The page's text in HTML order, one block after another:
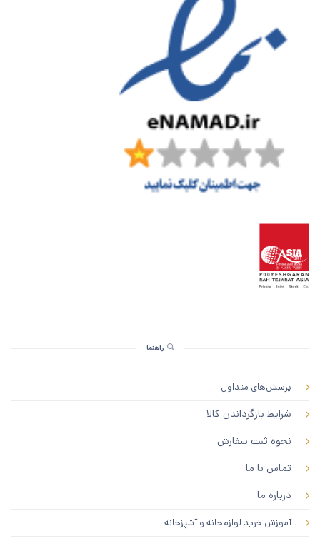
راهنما
پرسش‌های متداول
شرایط بازگرداندن کالا
نحوه ثبت سفارش
تماس با ما
درباره ما
آموزش خرید لوازم‌خانه و آشپزخانه